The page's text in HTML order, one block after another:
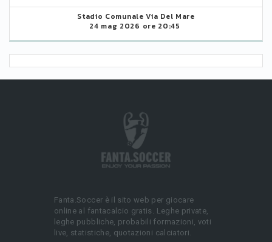
Stadio Comunale Via Del Mare
24 mag 2026 ore 20:45
Fanta.Soccer è il sito web per giocare
online al fantacalcio gratis. Leghe private,
leghe pubbliche, probabili formazioni, voti
live, statistiche, quotazioni calciatori.